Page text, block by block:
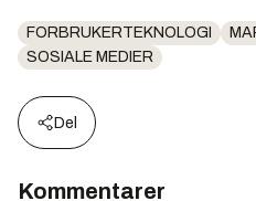
FORBRUKERTEKNOLOGI
SOSIALE MEDIER
Del
Kommentarer